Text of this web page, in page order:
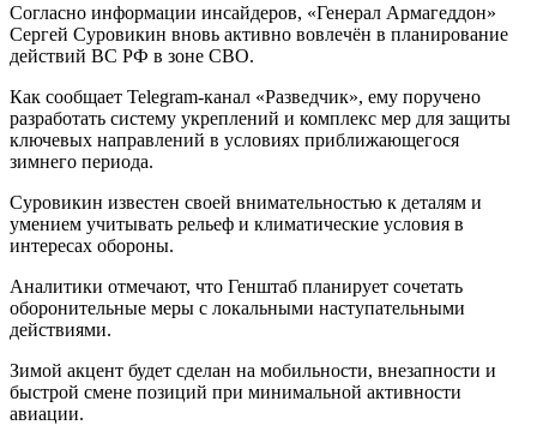
Согласно информации инсайдеров, «Генерал Армагеддон»
Сергей Суровикин вновь активно вовлечён в планирование
действий ВС РФ в зоне СВО.
Как сообщает Telegram-канал «Разведчик», ему поручено
разработать систему укреплений и комплекс мер для защиты
ключевых направлений в условиях приближающегося
зимнего периода.
Суровикин известен своей внимательностью к деталям и
умением учитывать рельеф и климатические условия в
интересах обороны.
Аналитики отмечают, что Генштаб планирует сочетать
оборонительные меры с локальными наступательными
действиями.
Зимой акцент будет сделан на мобильности, внезапности и
быстрой смене позиций при минимальной активности
авиации.